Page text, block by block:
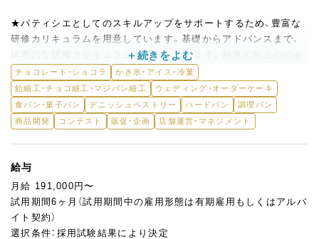
★パティシエとしてのスキルアップをサポートするため、豊富な
研修カリキュラムを用意しています。基礎からアドバンスまで、
体系的な研修カリキュラムを用意しています。熱意と向上心のあ
る方を最大限サポートします。
★昇進制度は、個々の実績と能力に応じて給与が連動するシステ
ムを導入しています。優秀な成績を収めれば、着実にキャリアア
ップと収入アップが期待できます。意欲的に働けば、確実に評価
されます。
★将来的な独立開業にもサポートいたします。自分のお店を持ち
たいという夢を、当店の制度を活用しながら実現することができ
ます。ノウハウの提供や、初期投資の補助などあなたの挑戦を全
面的にバックアップいたします。
チョコレート・ショコラ
かき氷・アイス・冷菓
飴細工・チョコ細工・マジパン細工
ウェディング・オーダーケーキ
食パン・菓子パン
デニッシュペストリー ハードパン
調理パン
商品開発
コンテスト 販促・企画 店舗運営・マネジメント
給与
月給 191,000円〜
試用期間6ヶ月（試用期間中の雇用形態は有期雇用もしくはアルバ
イト契約）
選択条件：採用試験結果により決定